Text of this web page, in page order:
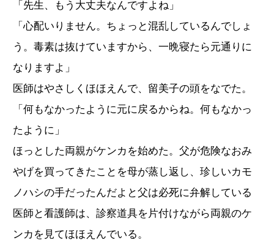
「先生、もう大丈夫なんですよね」
「心配いりません。ちょっと混乱しているんでしょ
う。毒素は抜けていますから、一晩寝たら元通りに
なりますよ」
医師はやさしくほほえんで、留美子の頭をなでた。
「何もなかったように元に戻るからね。何もなかっ
たように」
ほっとした両親がケンカを始めた。父が危険なおみ
やげを買ってきたことを母が蒸し返し、珍しいカモ
ノハシの手だったんだよと父は必死に弁解している
医師と看護師は、診察道具を片付けながら両親のケ
ンカを見てほほえんでいる。